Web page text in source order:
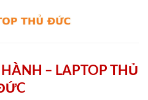
– LAPTOP THỦ